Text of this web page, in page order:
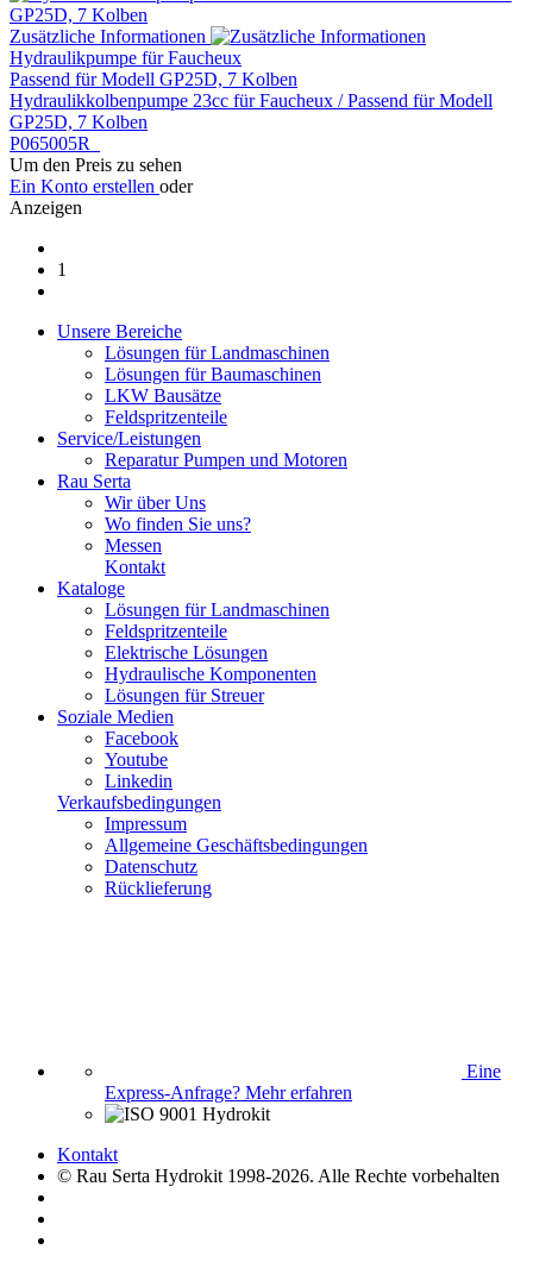
Zusätzliche Informationen
Hydraulikpumpe für Faucheux
Passend für Modell GP25D, 7 Kolben
Hydraulikkolbenpumpe 23cc für Faucheux / Passend für Modell
GP25D, 7 Kolben
P065005R
Um den Preis zu sehen
Ein Konto erstellen oder
Anzeigen
1
Unsere Bereiche
Lösungen für Landmaschinen
Lösungen für Baumaschinen
LKW Bausätze
Feldspritzenteile
Service/Leistungen
Reparatur Pumpen und Motoren
Rau Serta
Wir über Uns
Wo finden Sie uns?
Messen
Kontakt
Kataloge
Lösungen für Landmaschinen
Feldspritzenteile
Elektrische Lösungen
Hydraulische Komponenten
Lösungen für Streuer
Soziale Medien
Facebook
Youtube
Linkedin
Verkaufsbedingungen
Impressum
Allgemeine Geschäftsbedingungen
Datenschutz
Rücklieferung
Eine
Express-Anfrage? Mehr erfahren
Kontakt
© Rau Serta Hydrokit 1998-2026. Alle Rechte vorbehalten